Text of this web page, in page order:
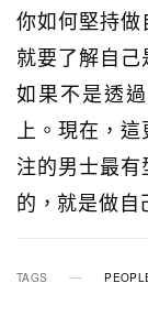
你如何堅持
就要了解自
如果不是透
上。現在，
注的男士最
的，就是做自
TAGS